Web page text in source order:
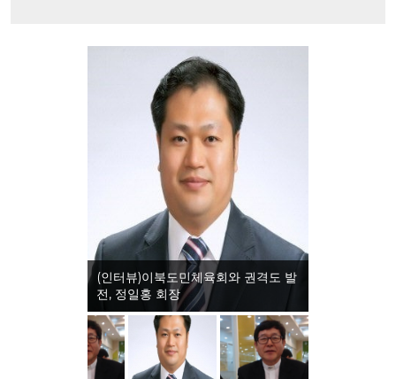
(인터뷰)이북도민체육회와 권격도 발
전, 정일홍 회장